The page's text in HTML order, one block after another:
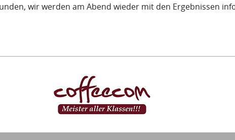
wir werden am Abend wieder mit den Ergebnissen